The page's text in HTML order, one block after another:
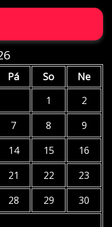
Pá So
Ne
1
2
7 8
9
14 15
16
21 22
23
28 29
30